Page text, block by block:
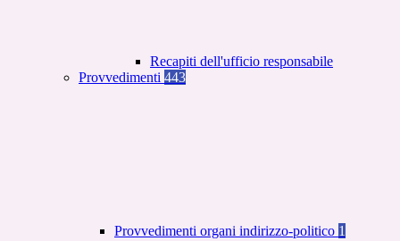
Recapiti dell'ufficio responsabile
Provvedimenti 443
Provvedimenti organi indirizzo-politico 1